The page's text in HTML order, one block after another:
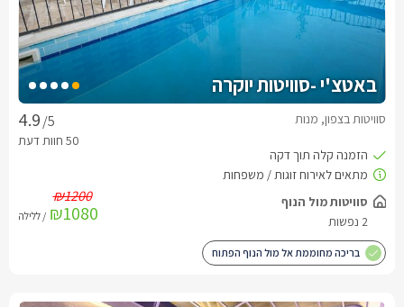
באטצ'י -סוויטות יוקרה
/5 סוויטות בצפון, מנות
סוויטות מול הנוף
2 נפשות
₪1080
₪1200
/ ללילה
בריכה מחוממת אל מול הנוף הפתוח